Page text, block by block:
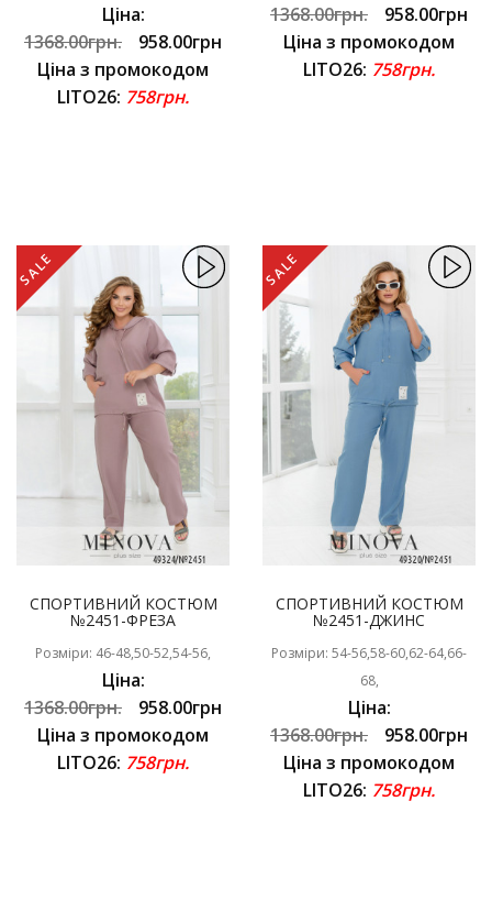
Ціна:
1368.00грн.
958.00грн
Ціна з промокодом
LITO26: 758грн.
1368.00грн.
958.00грн
Ціна з промокодом
LITO26: 758грн.
SALE
СПОРТИВНИЙ КОСТЮМ
№2451-ФРЕЗА
Розміри: 46-48,50-52,54-56,
Ціна:
1368.00грн.
958.00грн
Ціна з промокодом
LITO26: 758грн.
SALE
СПОРТИВНИЙ КОСТЮМ
№2451-ДЖИНС
Розміри: 54-56,58-60,62-64,66-
68,
Ціна:
1368.00грн.
958.00грн
Ціна з промокодом
LITO26: 758грн.